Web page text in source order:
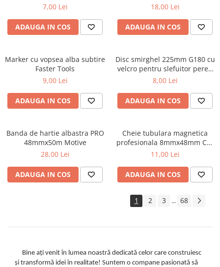
7,00 Lei
ADAUGA IN COS
18,00 Lei
ADAUGA IN COS
Marker cu vopsea alba subtire
Faster Tools
9,00 Lei
ADAUGA IN COS
Disc smirghel 225mm G180 cu
velcro pentru slefuitor pereti
Faster Tools
8,00 Lei
ADAUGA IN COS
Banda de hartie albastra PRO
48mmx50m Motive
28,00 Lei
ADAUGA IN COS
Cheie tubulara magnetica
profesionala 8mmx48mm CR-
V Draumet
11,00 Lei
ADAUGA IN COS
1 2 3 ... 68
Bine ați venit în lumea noastră dedicată celor care construiesc
și transformă idei în realitate! Suntem o compane pasionată să